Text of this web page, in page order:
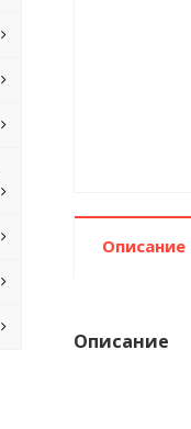
Описание
Описание